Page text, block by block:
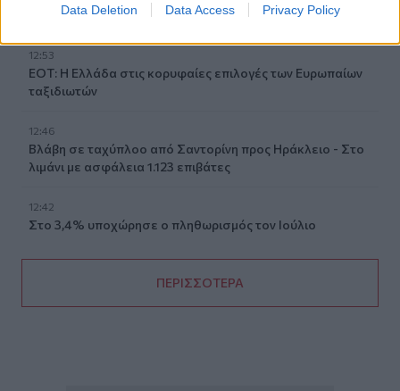
Data Deletion Data Access Privacy Policy
ο Αρχιεπίσκοπος Κρήτης Ευγένιος
12:53
ΕΟΤ: Η Ελλάδα στις κορυφαίες επιλογές των Ευρωπαίων
ταξιδιωτών
12:46
Βλάβη σε ταχύπλοο από Σαντορίνη προς Ηράκλειο - Στο
λιμάνι με ασφάλεια 1.123 επιβάτες
12:42
Στο 3,4% υποχώρησε ο πληθωρισμός τον Ιούλιο
ΠΕΡΙΣΣΟΤΕΡΑ